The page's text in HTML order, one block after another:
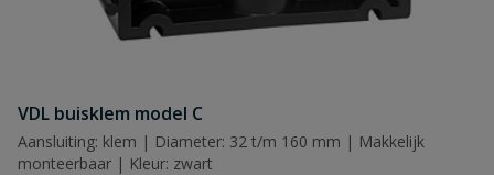
Beoordeling versturen
VDL buisklem model C
Aansluiting: klem | Diameter: 32 t/m 160 mm | Makkelijk
monteerbaar | Kleur: zwart